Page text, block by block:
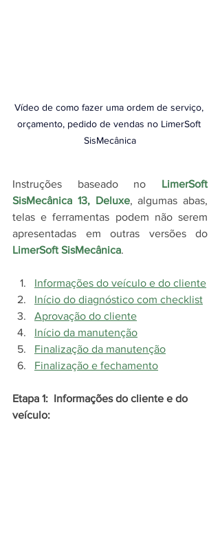
Vídeo de como fazer uma ordem de serviço,
orçamento, pedido de vendas no LimerSoft
SisMecânica
Instruções baseado no LimerSoft
SisMecânica 13, Deluxe, algumas abas,
telas e ferramentas podem não serem
LimerSoft SisMecânica.
Informações do veículo e do cliente
Início do diagnóstico com checklist
Aprovação do cliente
Início da manutenção
Finalização da manutenção
Finalização e fechamento
Etapa 1:  Informações do cliente e do
veículo: